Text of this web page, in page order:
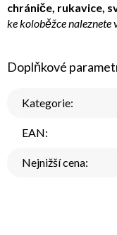
chrániče, rukavice,
ke koloběžce naleznete
Doplňkové
Kategorie:
EAN:
Nejnižší cena: